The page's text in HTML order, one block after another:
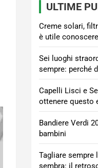
ULTIME
Creme solari,
è utile
Sei luoghi
sempre: perché
Capelli Lisci e
ottenere questo
Bandiere Verdi
bambini
Tagliare sempre
sembra: il